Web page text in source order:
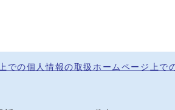
での個人情報の取扱ホームページ上で